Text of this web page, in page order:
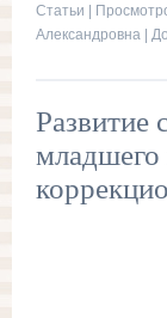
Статьи |
Александровна |
Развитие
младшего